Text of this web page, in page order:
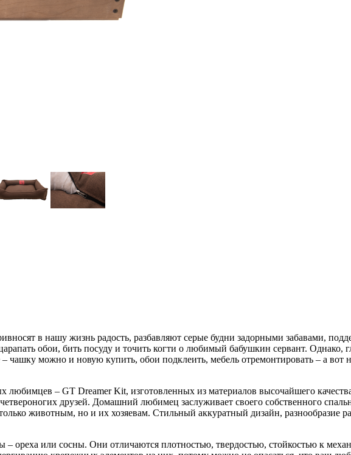
в нашу жизнь радость, разбавляют серые будни задорными забавами,
обои, бить посуду и точить когти о любимый бабушкин сервант. Однако,
чашку можно и новую купить, обои подклеить, мебель отремонтировать – а вот
любимцев – GT Dreamer Kit, изготовленных из материалов высочайшего
друзей. Домашний любимец заслуживает своего собственного
животным, но и их хозяевам. Стильный аккуратный дизайн, разнообразие
– ореха или сосны. Они отличаются плотностью, твердостью, стойкостью к